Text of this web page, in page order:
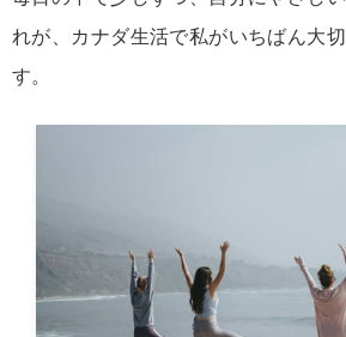
れが、 カナダ生活で私がいちばん大切
す。